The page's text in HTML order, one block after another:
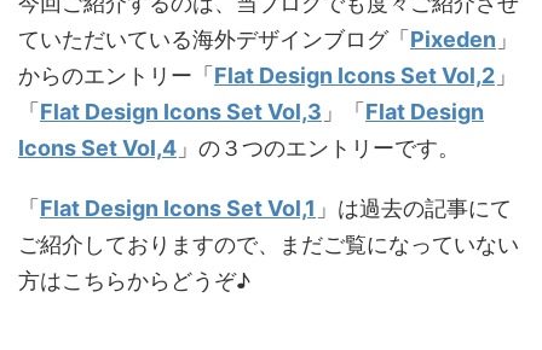
ていただいている海外デザインブログ「 Pixeden 」
からのエントリー「 Flat Design Icons Set Vol,2 」
「 Flat Design Icons Set Vol,3 」「 Flat Design
Icons Set Vol,4 」の３つのエントリーです。
「 Flat Design Icons Set Vol,1 」は過去の記事にて
ご紹介しておりますので、まだご覧になっていない
方はこちらからどうぞ♪